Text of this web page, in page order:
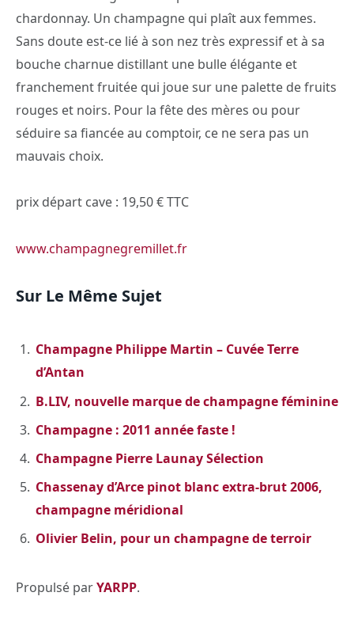
chardonnay. Un champagne qui plaît aux femmes.
Sans doute est-ce lié à son nez très expressif et à sa
bouche charnue distillant une bulle élégante et
franchement fruitée qui joue sur une palette de fruits
rouges et noirs. Pour la fête des mères ou pour
séduire sa fiancée au comptoir, ce ne sera pas un
mauvais choix.
prix départ cave : 19,50 € TTC
www.champagnegremillet.fr
Sur Le Même Sujet
Champagne Philippe Martin – Cuvée Terre
d’Antan
B.LIV, nouvelle marque de champagne féminine
Champagne : 2011 année faste !
Champagne Pierre Launay Sélection
Chassenay d’Arce pinot blanc extra-brut 2006,
champagne méridional
Olivier Belin, pour un champagne de terroir
Propulsé parYARPP.